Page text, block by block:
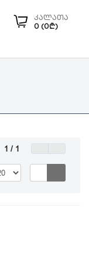
კალათა
0 (0₾)
1 / 1